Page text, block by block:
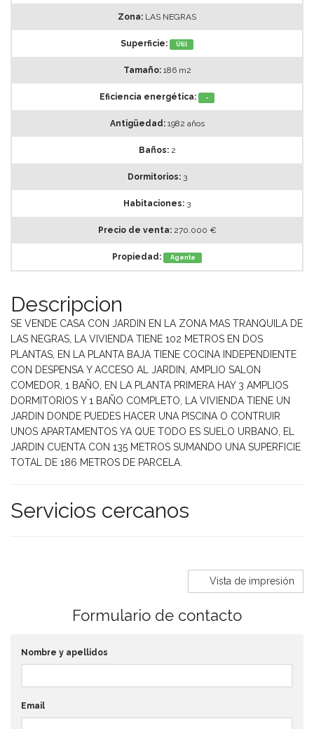
Zona: LAS NEGRAS
Superficie: Útil
Tamaño: 186 m2
Eficiencia energética: -
Antigüedad: 1982 años
Baños: 2
Dormitorios: 3
Habitaciones: 3
Precio de venta: 270.000 €
Propiedad: Agente
Descripcion
SE VENDE CASA CON JARDIN EN LA ZONA MAS TRANQUILA DE
LAS NEGRAS, LA VIVIENDA TIENE 102 METROS EN DOS
PLANTAS, EN LA PLANTA BAJA TIENE COCINA INDEPENDIENTE
CON DESPENSA Y ACCESO AL JARDIN, AMPLIO SALON
COMEDOR, 1 BAÑO, EN LA PLANTA PRIMERA HAY 3 AMPLIOS
DORMITORIOS Y 1 BAÑO COMPLETO, LA VIVIENDA TIENE UN
JARDIN DONDE PUEDES HACER UNA PISCINA O CONTRUIR
UNOS APARTAMENTOS YA QUE TODO ES SUELO URBANO, EL
JARDIN CUENTA CON 135 METROS SUMANDO UNA SUPERFICIE
TOTAL DE 186 METROS DE PARCELA.
Servicios cercanos
Vista de impresión
Formulario de contacto
Nombre y apellidos
Email